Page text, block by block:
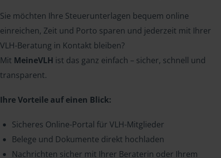
Sie möchten Ihre Steuerunterlagen bequem online
einreichen, Zeit und Porto sparen und jederzeit mit Ihrer
VLH-Beratung in Kontakt bleiben?
Mit MeineVLH ist das ganz einfach – sicher, schnell und
transparent.
Ihre Vorteile auf einen Blick:
Sicheres Online-Portal für VLH-Mitglieder
Belege und Dokumente direkt hochladen
Nachrichten sicher mit Ihrer Beraterin oder Ihrem